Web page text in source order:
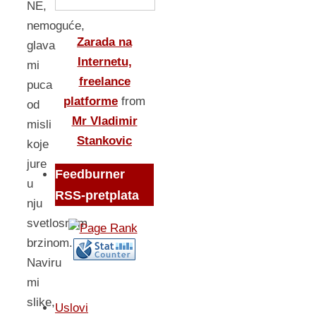
NE,
nemoguće,
glava
mi
puca
od
misli
koje
jure
u
nju
svetlosnom
brzinom.
Naviru
mi
slike,
Zarada na
Internetu,
freelance
platforme from
Mr Vladimir
Stankovic
Feedburner
RSS-pretplata
Uslovi